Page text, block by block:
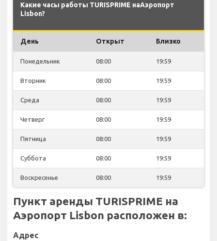
Какие часы работы TURISPRIME наАэропорт
Lisbon?
День Открыт Близко
Понедельник 08:00 19:59
Вторник 08:00 19:59
Среда 08:00 19:59
Четверг 08:00 19:59
Пятница 08:00 19:59
Суббота 08:00 19:59
Воскресенье 08:00 19:59
Пункт аренды TURISPRIME на
Аэропорт Lisbon расположен в:
Адрес